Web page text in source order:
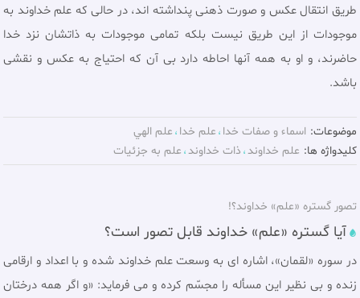
طريق انتقال عكس و صورت ذهنى پنداشته‌ اند، در حالى كه علم خداوند به
موجودات از اين طريق نيست بلكه تمامى موجودات به ذاتشان نزد خدا
حاضرند، و او به همه آنها احاطه دارد بى‌ آن‌ كه احتياج به عكس و نقشى
باشد.
موضوعات: اسماء و صفات خدا علم خدا علم الهي
کلیدواژه ها: علم خداوند ذات خداوند علم به جزئيات
تصور گستره «علم» خداوند؟!
آیا گستره «علم» خداوند قابل تصور است؟
در سوره «لقمان»، اشاره ای به وسعت علم خداوند شده و با اعداد و ارقامى
زنده و بى نظير اين مسأله را مجسّم کرده و مى فرمايد: «و اگر همه درختان